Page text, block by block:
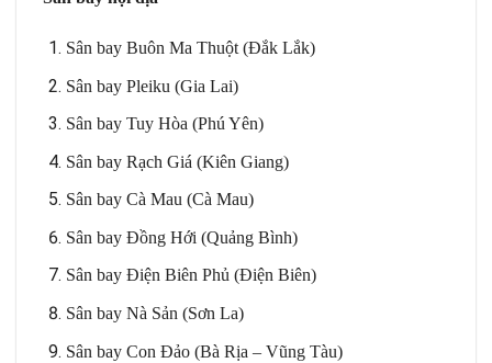
Sân bay Buôn Ma Thuột (Đắk Lắk)
Sân bay Pleiku (Gia Lai)
Sân bay Tuy Hòa (Phú Yên)
Sân bay Rạch Giá (Kiên Giang)
Sân bay Cà Mau (Cà Mau)
Sân bay Đồng Hới (Quảng Bình)
Sân bay Điện Biên Phủ (Điện Biên)
Sân bay Nà Sản (Sơn La)
Sân bay Con Đảo (Bà Rịa – Vũng Tàu)